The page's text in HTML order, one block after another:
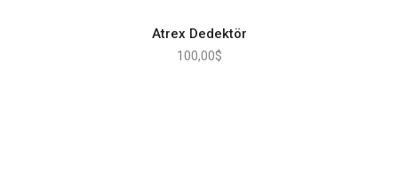
Atrex Dedektör
100,00$